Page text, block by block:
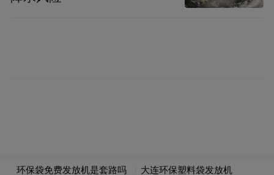
手机记录这一美好时刻，欢呼声与快门声此